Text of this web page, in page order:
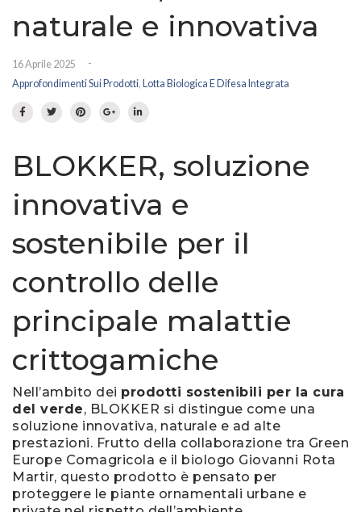
Paesaggio
Ornamentali
Speciali
Idrosemina
RICHIEDI INFORMAZIONI
naturale e innovativa
16 Aprile 2025
-
Approfondimenti Sui Prodotti, Lotta Biologica E Difesa Integrata
BLOKKER, soluzione
innovativa e
sostenibile per il
controllo delle
principale malattie
crittogamiche
Nell’ambito dei prodotti sostenibili per la cura
del verde, BLOKKER si distingue come una
soluzione innovativa, naturale e ad alte
prestazioni. Frutto della collaborazione tra Green
Europe Comagricola e il biologo Giovanni Rota
Martir, questo prodotto è pensato per
proteggere le piante ornamentali urbane e